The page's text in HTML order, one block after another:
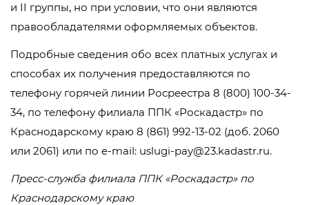
и II группы, но при условии, что они являются
правообладателями оформляемых объектов.
Подробные сведения обо всех платных услугах и
способах их получения предоставляются по
телефону горячей линии Росреестра 8 (800) 100-34-
34, по телефону филиала ППК «Роскадастр» по
Краснодарскому краю 8 (861) 992-13-02 (доб. 2060
или 2061) или по e-mail: uslugi-pay@23.kadastr.ru.
Пресс-служба филиала ППК «Роскадастр» по
Краснодарскому краю